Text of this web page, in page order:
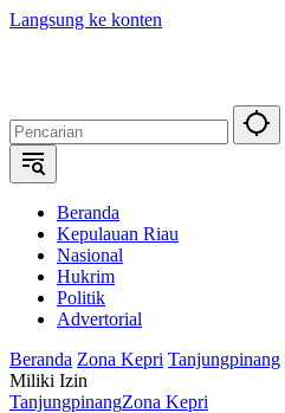
Langsung ke konten
Beranda
Kepulauan Riau
Nasional
Hukrim
Politik
Advertorial
Beranda Zona Kepri Tanjungpinang
Miliki Izin
TanjungpinangZona Kepri